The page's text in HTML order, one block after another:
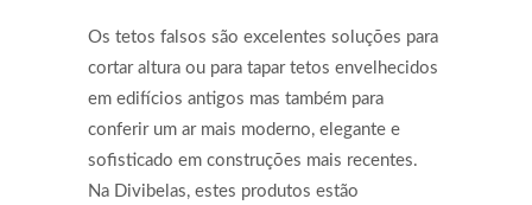
Os tetos falsos são excelentes soluções para
cortar altura ou para tapar tetos envelhecidos
em edifícios antigos mas também para
conferir um ar mais moderno, elegante e
sofisticado em construções mais recentes.
Na Divibelas, estes produtos estão